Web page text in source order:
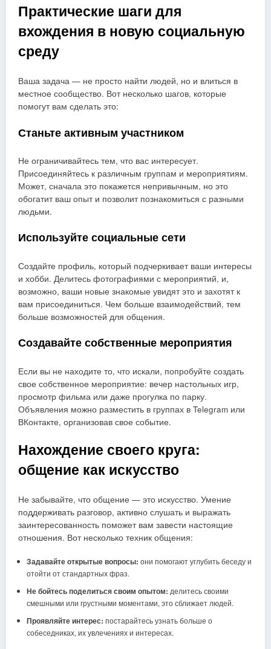
Практические шаги для
вхождения в новую социальную
среду
Ваша задача — не просто найти людей, но и влиться в
местное сообщество. Вот несколько шагов, которые
помогут вам сделать это:
Станьте активным участником
Не ограничивайтесь тем, что вас интересует.
Присоединяйтесь к различным группам и мероприятиям.
Может, сначала это покажется непривычным, но это
обогатит ваш опыт и позволит познакомиться с разными
людьми.
Используйте социальные сети
Создайте профиль, который подчеркивает ваши интересы
и хобби. Делитесь фотографиями с мероприятий, и,
возможно, ваши новые знакомые увидят это и захотят к
вам присоединиться. Чем больше взаимодействий, тем
больше возможностей для общения.
Создавайте собственные мероприятия
Если вы не находите то, что искали, попробуйте создать
свое собственное мероприятие: вечер настольных игр,
просмотр фильма или даже прогулка по парку.
Объявления можно разместить в группах в Telegram или
ВКонтакте, организовав свое событие.
Нахождение своего круга:
общение как искусство
Не забывайте, что общение — это искусство. Умение
поддерживать разговор, активно слушать и выражать
заинтересованность поможет вам завести настоящие
отношения. Вот несколько техник общения:
Задавайте открытые вопросы: они помогают углубить беседу и
отойти от стандартных фраз.
Не бойтесь поделиться своим опытом: делитесь своими
смешными или грустными моментами, это сближает людей.
Проявляйте интерес: постарайтесь узнать больше о
собеседниках, их увлечениях и интересах.